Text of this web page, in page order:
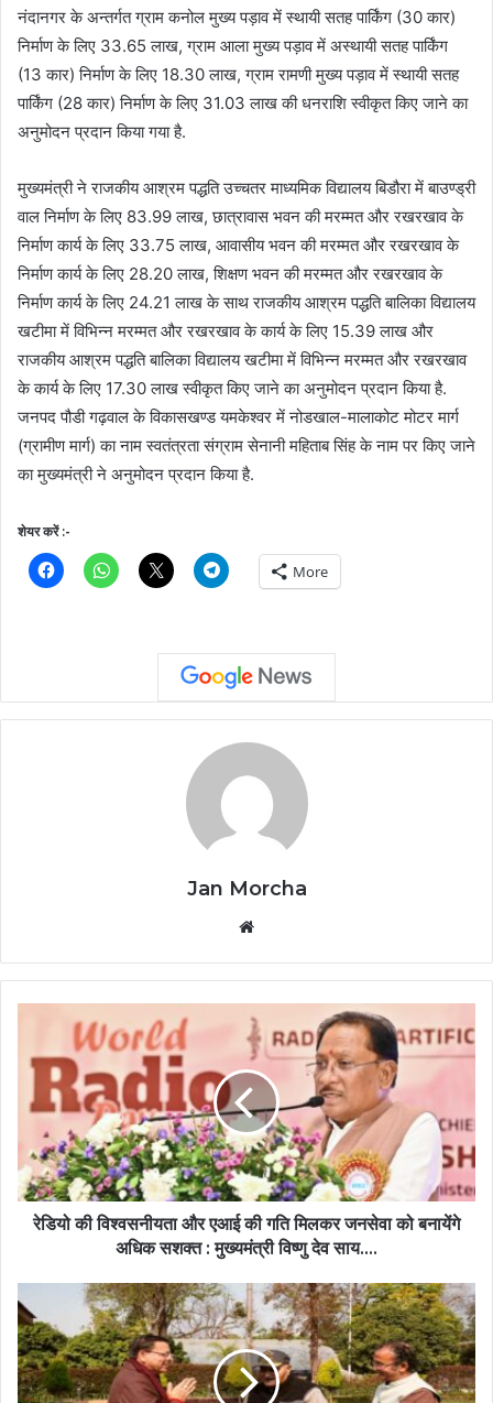
नंदानगर के अन्तर्गत ग्राम कनोल मुख्य पड़ाव में स्थायी सतह पार्किंग (30 कार)
निर्माण के लिए 33.65 लाख, ग्राम आला मुख्य पड़ाव में अस्थायी सतह पार्किंग
(13 कार) निर्माण के लिए 18.30 लाख, ग्राम रामणी मुख्य पड़ाव में स्थायी सतह
पार्किंग (28 कार) निर्माण के लिए 31.03 लाख की धनराशि स्वीकृत किए जाने का
अनुमोदन प्रदान किया गया है.
मुख्यमंत्री ने राजकीय आश्रम पद्धति उच्चतर माध्यमिक विद्यालय बिडौरा में बाउण्ड्री
वाल निर्माण के लिए 83.99 लाख, छात्रावास भवन की मरम्मत और रखरखाव के
निर्माण कार्य के लिए 33.75 लाख, आवासीय भवन की मरम्मत और रखरखाव के
निर्माण कार्य के लिए 28.20 लाख, शिक्षण भवन की मरम्मत और रखरखाव के
निर्माण कार्य के लिए 24.21 लाख के साथ राजकीय आश्रम पद्धति बालिका विद्यालय
खटीमा में विभिन्न मरम्मत और रखरखाव के कार्य के लिए 15.39 लाख और
राजकीय आश्रम पद्धति बालिका विद्यालय खटीमा में विभिन्न मरम्मत और रखरखाव
के कार्य के लिए 17.30 लाख स्वीकृत किए जाने का अनुमोदन प्रदान किया है.
जनपद पौडी गढ़वाल के विकासखण्ड यमकेश्वर में नोडखाल-मालाकोट मोटर मार्ग
(ग्रामीण मार्ग) का नाम स्वतंत्रता संग्राम सेनानी महिताब सिंह के नाम पर किए जाने
का मुख्यमंत्री ने अनुमोदन प्रदान किया है.
शेयर करें :-
More
Jan Morcha
विश्वसनीयता
एआई
गति
मिलकर
जनसेवा
:
मुख्यमंत्री
विष्णु
देव
रेडियो की विश्वसनीयता और एआई की गति मिलकर जनसेवा को बनायेंगे
अधिक सशक्त : मुख्यमंत्री विष्णु देव साय….
Uttarakhand
News:
आपदा
पीड़ितों
और